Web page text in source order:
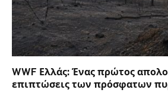
WWF Ελλάς: Ένας πρώτος
επιπτώσεις των πρόσφατων